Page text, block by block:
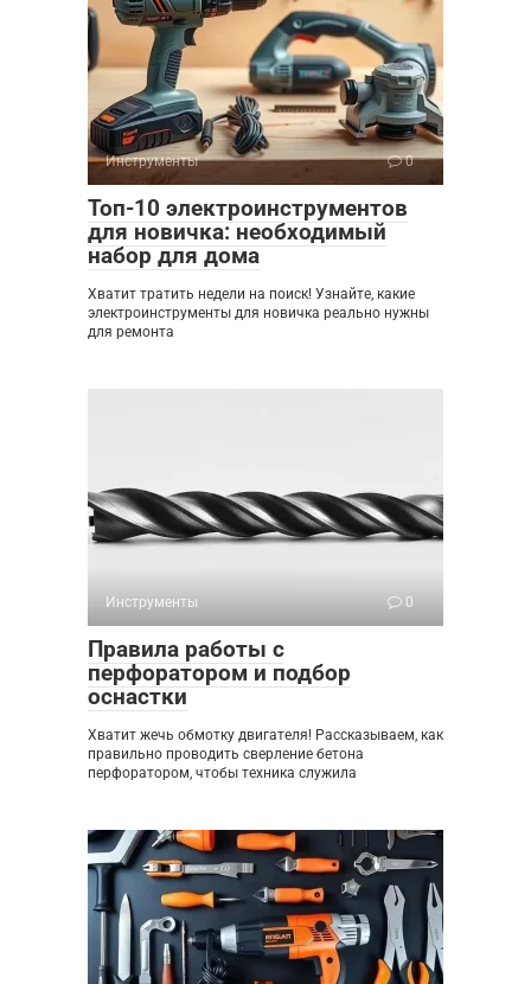
Инструменты 0
Топ-10 электроинструментов
для новичка: необходимый
набор для дома
Хватит тратить недели на поиск! Узнайте, какие
электроинструменты для новичка реально нужны
для ремонта
Инструменты 0
Правила работы с
перфоратором и подбор
оснастки
Хватит жечь обмотку двигателя! Рассказываем, как
правильно проводить сверление бетона
перфоратором, чтобы техника служила